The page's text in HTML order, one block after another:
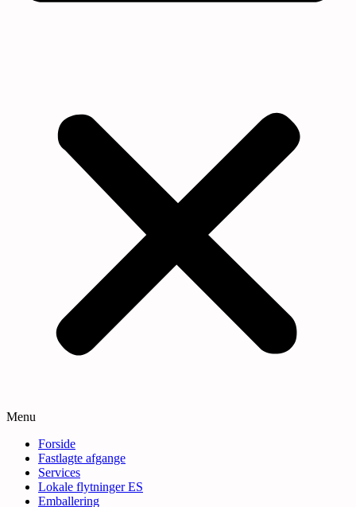
Menu
Forside
Fastlagte afgange
Services
Lokale flytninger ES
Emballering